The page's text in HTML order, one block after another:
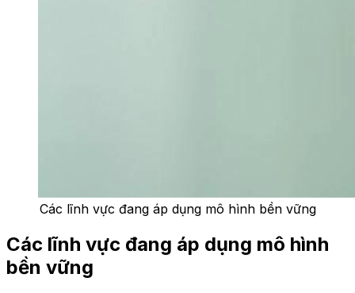
Các lĩnh vực đang áp dụng mô hình bền vững
Các lĩnh vực đang áp dụng mô hình
bền vững